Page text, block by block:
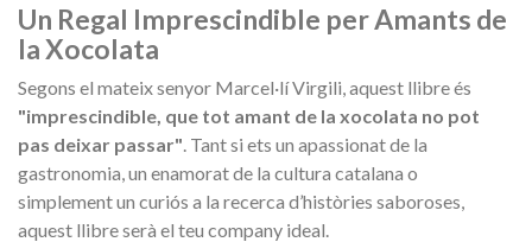
Un Regal Imprescindible per Amants de
la Xocolata
Segons el mateix senyor Marcel·lí Virgili, aquest llibre és
"imprescindible, que tot amant de la xocolata no pot
pas deixar passar" . Tant si ets un apassionat de la
gastronomia, un enamorat de la cultura catalana o
simplement un curiós a la recerca d’històries saboroses,
aquest llibre serà el teu company ideal.